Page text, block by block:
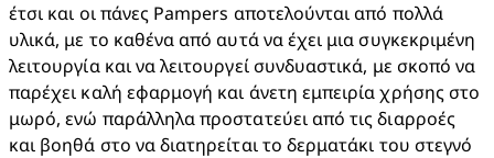
έτσι και οι πάνες Pampers αποτελούνται από πολλά
υλικά, με το καθένα από αυτά να έχει μια συγκεκριμένη
λειτουργία και να λειτουργεί συνδυαστικά, με σκοπό να
παρέχει καλή εφαρμογή και άνετη εμπειρία χρήσης στο
μωρό, ενώ παράλληλα προστατεύει από τις διαρροές
και βοηθά στο να διατηρείται το δερματάκι του στεγνό